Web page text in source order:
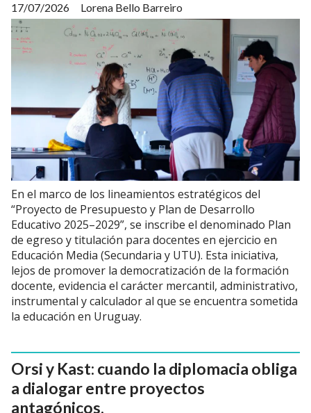
Lorena Bello Barreiro
17/07/2026
En el marco de los lineamientos estratégicos del
“Proyecto de Presupuesto y Plan de Desarrollo
Educativo 2025–2029”, se inscribe el denominado Plan
de egreso y titulación para docentes en ejercicio en
Educación Media (Secundaria y UTU). Esta iniciativa,
lejos de promover la democratización de la formación
docente, evidencia el carácter mercantil, administrativo,
instrumental y calculador al que se encuentra sometida
la educación en Uruguay.
Orsi y Kast: cuando la diplomacia obliga
a dialogar entre proyectos
antagónicos.